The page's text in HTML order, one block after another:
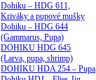
Dohiku – HDG 611,
Kriváky a pupové mušky
Dohiku – HDG 644
(Gammarus, Pupa)
DOHIKU HDG 645
(Larva, pupa, shrimp)
DOHIKU HDA 254 – Pupa